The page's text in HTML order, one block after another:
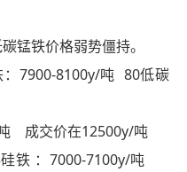
锰铁价格弱势僵持。
7900-8100y/吨 80低碳
成交价在12500y/吨
铁 ：7000-7100y/吨